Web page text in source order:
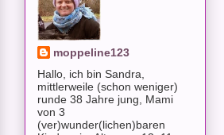
moppeline123
Hallo, ich bin Sandra,
mittlerweile (schon weniger)
runde 38 Jahre jung, Mami
von 3
(ver)wunder(lichen)baren